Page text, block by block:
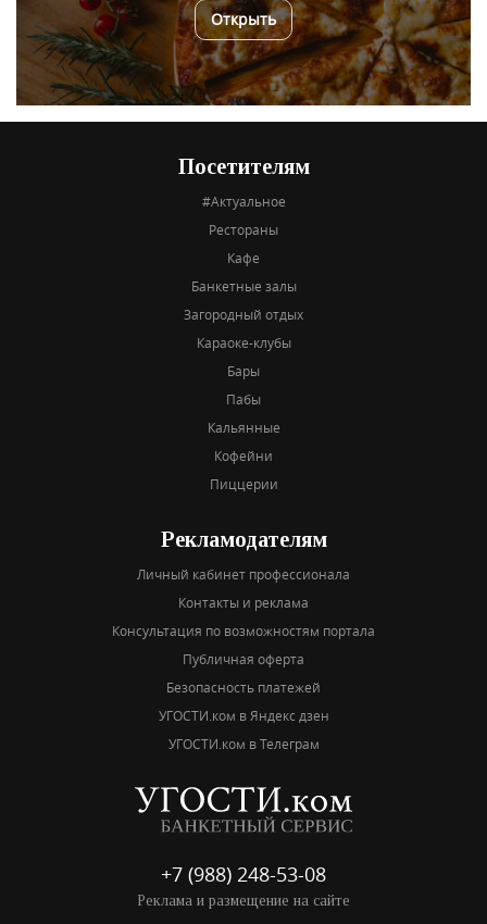
Открыть
Посетителям
#Актуальное
Рестораны
Кафе
Банкетные залы
Загородный отдых
Караоке-клубы
Бары
Пабы
Кальянные
Кофейни
Пиццерии
Рекламодателям
Личный кабинет профессионала
Контакты и реклама
Консультация по возможностям портала
Публичная оферта
Безопасность платежей
УГОСТИ.ком в Яндекс дзен
УГОСТИ.ком в Телеграм
+7 (988) 248-53-08
Реклама и размещение на сайте